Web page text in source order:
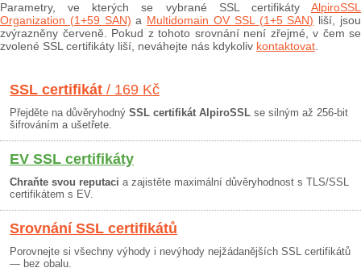
Parametry, ve kterých se vybrané SSL certifikáty AlpiroSSL
Organization (1+59 SAN) a Multidomain OV SSL (1+5 SAN) liší, jsou
zvýrazněny červeně. Pokud z tohoto srovnání není zřejmé, v čem se
zvolené SSL certifikáty liší, neváhejte nás kdykoliv kontaktovat
SSL certifikát / 169 Kč
Přejděte na důvěryhodný SSL certifikát AlpiroSSL se silným až 256-bit
šifrováním a ušetřete.
EV SSL certifikáty
Chraňte svou reputaci a zajistěte maximální důvěryhodnost s TLS/SSL
certifikátem s EV.
Srovnání SSL certifikátů
Porovnejte si všechny výhody i nevýhody nejžádanějších SSL certifikátů
— bez obalu.